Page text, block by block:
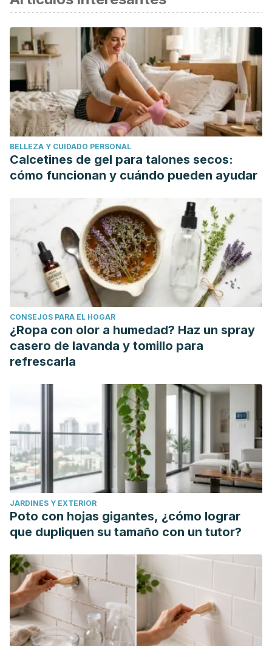
Moore, K., & Dalley, A. (2005). Sistema Linfático. In
Anatomía con orientación clínica.
https://doi.org/10.1056/NEJMoa1212772.
Olmos Martínez, S., & Gavidia Catalán, V. (2014). El sistema
linfático: el gran olvidado del sistema circulatorio. Revista
Eureka sobre Enseñanza y Divulgación de las Ciencias.
https://doi.org/10498/15974.
Lane, K., Worsley, D., & McKenzie, D. (2005). Exercise and
the lymphatic system: Implications for breast-cancer
survivors. Sports Medicine.
https://doi.org/10.2165/00007256-200535060-00001
Null M, Agarwal M. Anatomy, Lymphatic System. [Updated
2019 May 6]. In: StatPearls [Internet]. Treasure Island (FL):
StatPearls Publishing; 2019 Jan-.Available from:
https://www.ncbi.nlm.nih.gov/books/NBK513247/
BELLEZA Y CUIDADO PERSONAL
Calcetines de gel para talones secos:
cómo funcionan y cuándo pueden ayudar
CONSEJOS PARA EL HOGAR
¿Ropa con olor a humedad? Haz un spray
casero de lavanda y tomillo para
refrescarla
JARDINES Y EXTERIOR
Poto con hojas gigantes, ¿cómo lograr
que dupliquen su tamaño con un tutor?